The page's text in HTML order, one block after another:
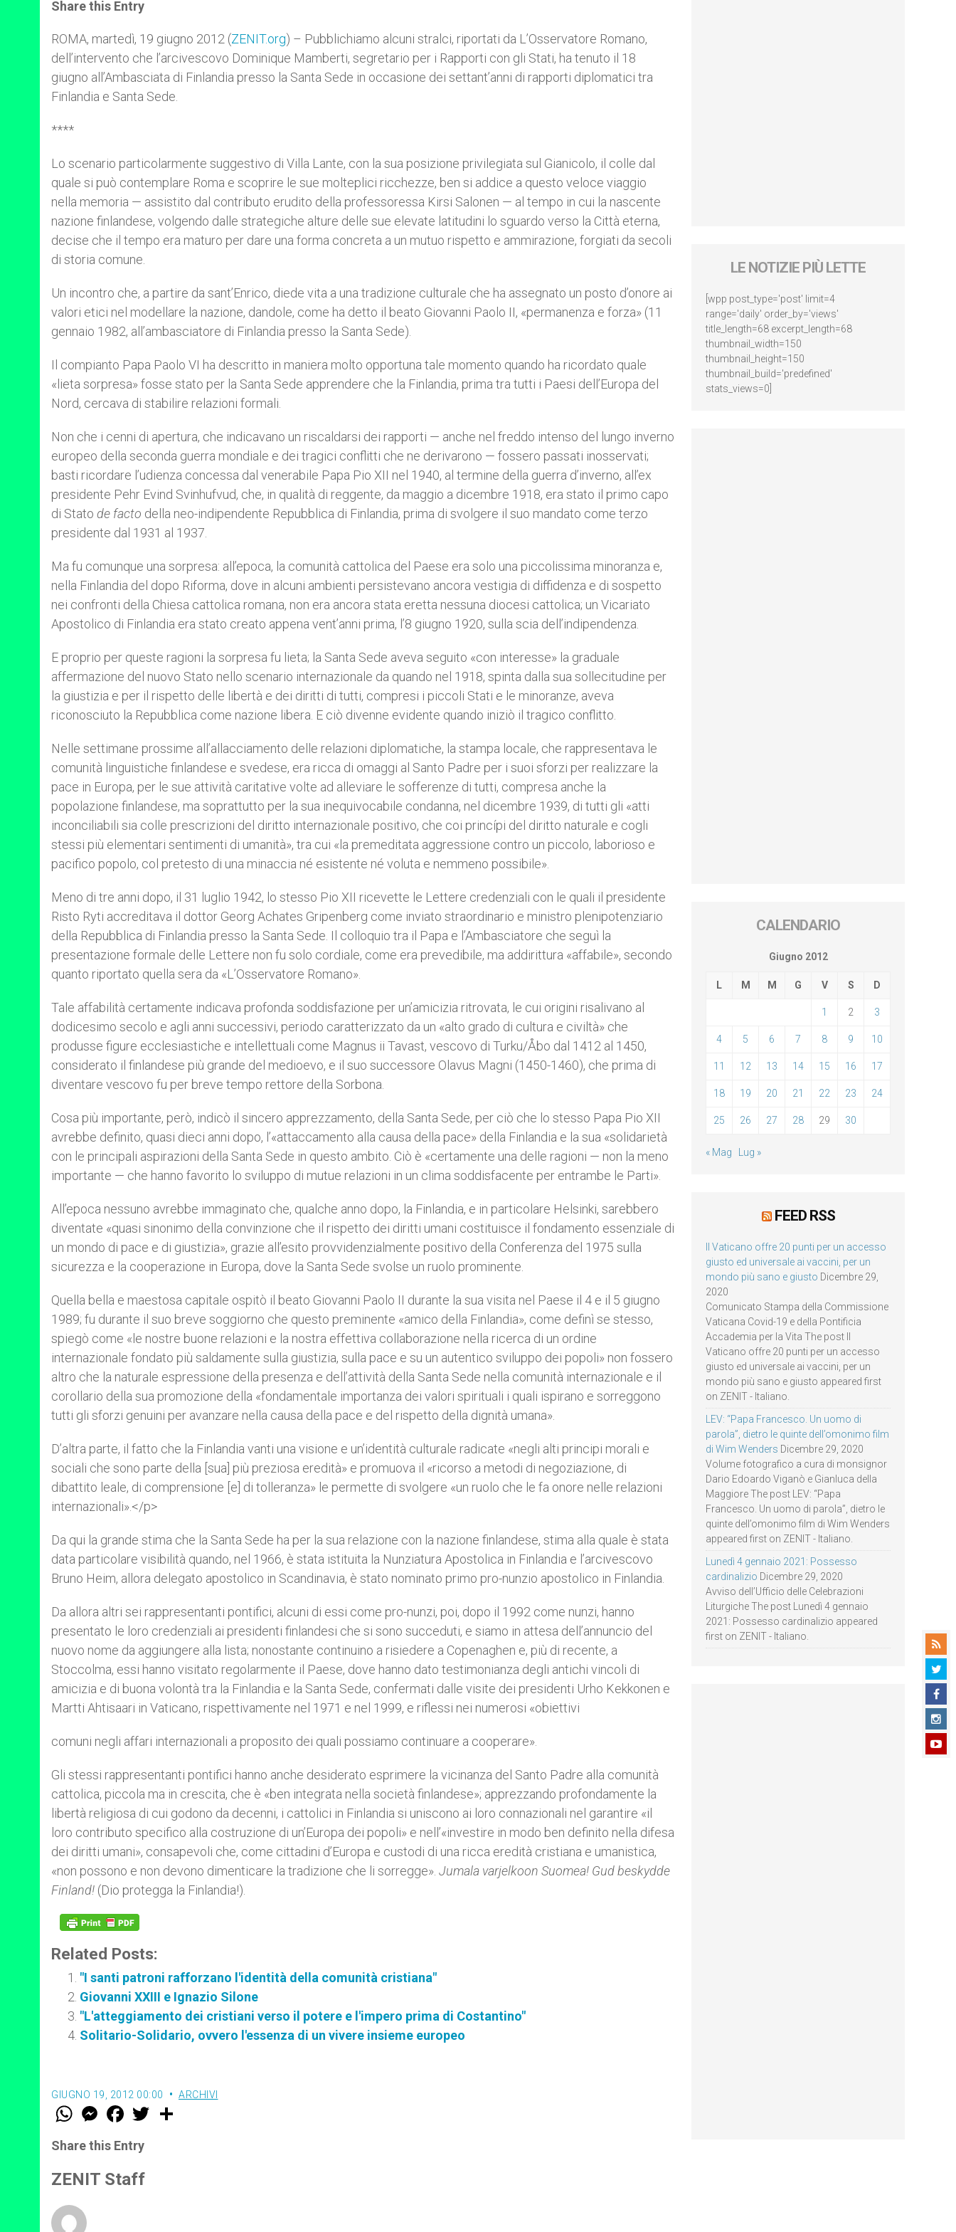
s
p
p
e
g
e
r
b
o
k
r
Share this Entry
ROMA, martedì, 19 giugno 2012 (ZENIT.org) – Pubblichiamo alcuni stralci, riportati da L’Osservatore Romano,
dell’intervento che l’arcivescovo Dominique Mamberti, segretario per i Rapporti con gli Stati, ha tenuto il 18
giugno all’Ambasciata di Finlandia presso la Santa Sede in occasione dei settant’anni di rapporti diplomatici tra
Finlandia e Santa Sede.
****
Lo scenario particolarmente suggestivo di Villa Lante, con la sua posizione privilegiata sul Gianicolo, il colle dal
quale si può contemplare Roma e scoprire le sue molteplici ricchezze, ben si addice a questo veloce viaggio
nella memoria — assistito dal contributo erudito della professoressa Kirsi Salonen — al tempo in cui la nascente
nazione finlandese, volgendo dalle strategiche alture delle sue elevate latitudini lo sguardo verso la Città eterna,
decise che il tempo era maturo per dare una forma concreta a un mutuo rispetto e ammirazione, forgiati da secoli
di storia comune.
Un incontro che, a partire da sant’Enrico, diede vita a una tradizione culturale che ha assegnato un posto d’onore ai
valori etici nel modellare la nazione, dandole, come ha detto il beato Giovanni Paolo II, «permanenza e forza» (11
gennaio 1982, all’ambasciatore di Finlandia presso la Santa Sede).
Il compianto Papa Paolo VI ha descritto in maniera molto opportuna tale momento quando ha ricordato quale
«lieta sorpresa» fosse stato per la Santa Sede apprendere che la Finlandia, prima tra tutti i Paesi dell’Europa del
Nord, cercava di stabilire relazioni formali.
Non che i cenni di apertura, che indicavano un riscaldarsi dei rapporti — anche nel freddo intenso del lungo inverno
europeo della seconda guerra mondiale e dei tragici conflitti che ne derivarono — fossero passati inosservati;
basti ricordare l’udienza concessa dal venerabile Papa Pio XII nel 1940, al termine della guerra d’inverno, all’ex
presidente Pehr Evind Svinhufvud, che, in qualità di reggente, da maggio a dicembre 1918, era stato il primo capo
di Stato de facto della neo-indipendente Repubblica di Finlandia, prima di svolgere il suo mandato come terzo
presidente dal 1931 al 1937.
Ma fu comunque una sorpresa: all’epoca, la comunità cattolica del Paese era solo una piccolissima minoranza e,
nella Finlandia del dopo Riforma, dove in alcuni ambienti persistevano ancora vestigia di diffidenza e di sospetto
nei confronti della Chiesa cattolica romana, non era ancora stata eretta nessuna diocesi cattolica; un Vicariato
Apostolico di Finlandia era stato creato appena vent’anni prima, l’8 giugno 1920, sulla scia dell’indipendenza.
E proprio per queste ragioni la sorpresa fu lieta; la Santa Sede aveva seguito «con interesse» la graduale
affermazione del nuovo Stato nello scenario internazionale da quando nel 1918, spinta dalla sua sollecitudine per
la giustizia e per il rispetto delle libertà e dei diritti di tutti, compresi i piccoli Stati e le minoranze, aveva
riconosciuto la Repubblica come nazione libera. E ciò divenne evidente quando iniziò il tragico conflitto.
Nelle settimane prossime all’allacciamento delle relazioni diplomatiche, la stampa locale, che rappresentava le
comunità linguistiche finlandese e svedese, era ricca di omaggi al Santo Padre per i suoi sforzi per realizzare la
pace in Europa, per le sue attività caritative volte ad alleviare le sofferenze di tutti, compresa anche la
popolazione finlandese, ma soprattutto per la sua inequivocabile condanna, nel dicembre 1939, di tutti gli «atti
inconciliabili sia colle prescrizioni del diritto internazionale positivo, che coi princípi del diritto naturale e cogli
stessi più elementari sentimenti di umanità», tra cui «la premeditata aggressione contro un piccolo, laborioso e
pacifico popolo, col pretesto di una minaccia né esistente né voluta e nemmeno possibile».
Meno di tre anni dopo, il 31 luglio 1942, lo stesso Pio XII ricevette le Lettere credenziali con le quali il presidente
Risto Ryti accreditava il dottor Georg Achates Gripenberg come inviato straordinario e ministro plenipotenziario
della Repubblica di Finlandia presso la Santa Sede. Il colloquio tra il Papa e l’Ambasciatore che seguì la
presentazione formale delle Lettere non fu solo cordiale, come era prevedibile, ma addirittura «affabile», secondo
quanto riportato quella sera da «L’Osservatore Romano».
Tale affabilità certamente indicava profonda soddisfazione per un’amicizia ritrovata, le cui origini risalivano al
dodicesimo secolo e agli anni successivi, periodo caratterizzato da un «alto grado di cultura e civiltà» che
produsse figure ecclesiastiche e intellettuali come Magnus ii Tavast, vescovo di Turku/Åbo dal 1412 al 1450,
considerato il finlandese più grande del medioevo, e il suo successore Olavus Magni (1450-1460), che prima di
diventare vescovo fu per breve tempo rettore della Sorbona.
Cosa più importante, però, indicò il sincero apprezzamento, della Santa Sede, per ciò che lo stesso Papa Pio XII
avrebbe definito, quasi dieci anni dopo, l’«attaccamento alla causa della pace» della Finlandia e la sua «solidarietà
con le principali aspirazioni della Santa Sede in questo ambito. Ciò è «certamente una delle ragioni — non la meno
importante — che hanno favorito lo sviluppo di mutue relazioni in un clima soddisfacente per entrambe le Parti».
All’epoca nessuno avrebbe immaginato che, qualche anno dopo, la Finlandia, e in particolare Helsinki, sarebbero
diventate «quasi sinonimo della convinzione che il rispetto dei diritti umani costituisce il fondamento essenziale di
un mondo di pace e di giustizia», grazie all’esito provvidenzialmente positivo della Conferenza del 1975 sulla
sicurezza e la cooperazione in Europa, dove la Santa Sede svolse un ruolo prominente.
Quella bella e maestosa capitale ospitò il beato Giovanni Paolo II durante la sua visita nel Paese il 4 e il 5 giugno
1989; fu durante il suo breve soggiorno che questo preminente «amico della Finlandia», come definì se stesso,
spiegò come «le nostre buone relazioni e la nostra effettiva collaborazione nella ricerca di un ordine
internazionale fondato più saldamente sulla giustizia, sulla pace e su un autentico sviluppo dei popoli» non fossero
altro che la naturale espressione della presenza e dell’attività della Santa Sede nella comunità internazionale e il
corollario della sua promozione della «fondamentale importanza dei valori spirituali i quali ispirano e sorreggono
tutti gli sforzi genuini per avanzare nella causa della pace e del rispetto della dignità umana».
D’altra parte, il fatto che la Finlandia vanti una visione e un’identità culturale radicate «negli alti principi morali e
sociali che sono parte della [sua] più preziosa eredità» e promuova il «ricorso a metodi di negoziazione, di
dibattito leale, di comprensione [e] di tolleranza» le permette di svolgere «un ruolo che le fa onore nelle relazioni
internazionali».</p>
Da qui la grande stima che la Santa Sede ha per la sua relazione con la nazione finlandese, stima alla quale è stata
data particolare visibilità quando, nel 1966, è stata istituita la Nunziatura Apostolica in Finlandia e l’arcivescovo
Bruno Heim, allora delegato apostolico in Scandinavia, è stato nominato primo pro-nunzio apostolico in Finlandia.
Da allora altri sei rappresentanti pontifici, alcuni di essi come pro-nunzi, poi, dopo il 1992 come nunzi, hanno
presentato le loro credenziali ai presidenti finlandesi che si sono succeduti, e siamo in attesa dell’annuncio del
nuovo nome da aggiungere alla lista; nonostante continuino a risiedere a Copenaghen e, più di recente, a
Stoccolma, essi hanno visitato regolarmente il Paese, dove hanno dato testimonianza degli antichi vincoli di
amicizia e di buona volontà tra la Finlandia e la Santa Sede, confermati dalle visite dei presidenti Urho Kekkonen e
Martti Ahtisaari in Vaticano, rispettivamente nel 1971 e nel 1999, e riflessi nei numerosi «obiettivi
comuni negli affari internazionali a proposito dei quali possiamo continuare a cooperare».
Gli stessi rappresentanti pontifici hanno anche desiderato esprimere la vicinanza del Santo Padre alla comunità
cattolica, piccola ma in crescita, che è «ben integrata nella società finlandese»; apprezzando profondamente la
libertà religiosa di cui godono da decenni, i cattolici in Finlandia si uniscono ai loro connazionali nel garantire «il
loro contributo specifico alla costruzione di un’Europa dei popoli» e nell’«investire in modo ben definito nella difesa
dei diritti umani», consapevoli che, come cittadini d’Europa e custodi di una ricca eredità cristiana e umanistica,
«non possono e non devono dimenticare la tradizione che li sorregge». Jumala varjelkoon Suomea! Gud beskydde
Finland! (Dio protegga la Finlandia!).
Related Posts:
"I santi patroni rafforzano l'identità della comunità cristiana"
Giovanni XXIII e Ignazio Silone
"L'atteggiamento dei cristiani verso il potere e l'impero prima di Costantino"
Solitario-Solidario, ovvero l'essenza di un vivere insieme europeo
GIUGNO 19, 2012 00:00 ARCHIVI
W
t
s
p
p
M
e
s
e
g
e
F
a
e
b
o
k
w
Share this Entry
ZENIT Staff
LE NOTIZIE PIÙ LETTE
[wpp post_type='post' limit=4
range='daily' order_by='views'
title_length=68 excerpt_length=68
thumbnail_width=150
thumbnail_height=150
thumbnail_build='predefined'
stats_views=0]
CALENDARIO
Giugno 2012
L M M G V S D
1 2 3
4 5 6 7 8 9 10
11 12 13 14 15 16 17
18 19 20 21 22 23 24
25 26 27 28 29 30
« Mag Lug »
FEED RSS
Il Vaticano offre 20 punti per un accesso
giusto ed universale ai vaccini, per un
mondo più sano e giusto Dicembre 29,
2020
Comunicato Stampa della Commissione
Vaticana Covid-19 e della Pontificia
Accademia per la Vita The post Il
Vaticano offre 20 punti per un accesso
giusto ed universale ai vaccini, per un
mondo più sano e giusto appeared first
on ZENIT - Italiano.
LEV: “Papa Francesco. Un uomo di
parola”, dietro le quinte dell’omonimo film
di Wim Wenders Dicembre 29, 2020
Volume fotografico a cura di monsignor
Dario Edoardo Viganò e Gianluca della
Maggiore The post LEV: “Papa
Francesco. Un uomo di parola”, dietro le
quinte dell’omonimo film di Wim Wenders
appeared first on ZENIT - Italiano.
Lunedì 4 gennaio 2021: Possesso
cardinalizio Dicembre 29, 2020
Avviso dell’Ufficio delle Celebrazioni
Liturgiche The post Lunedì 4 gennaio
2021: Possesso cardinalizio appeared
first on ZENIT - Italiano.